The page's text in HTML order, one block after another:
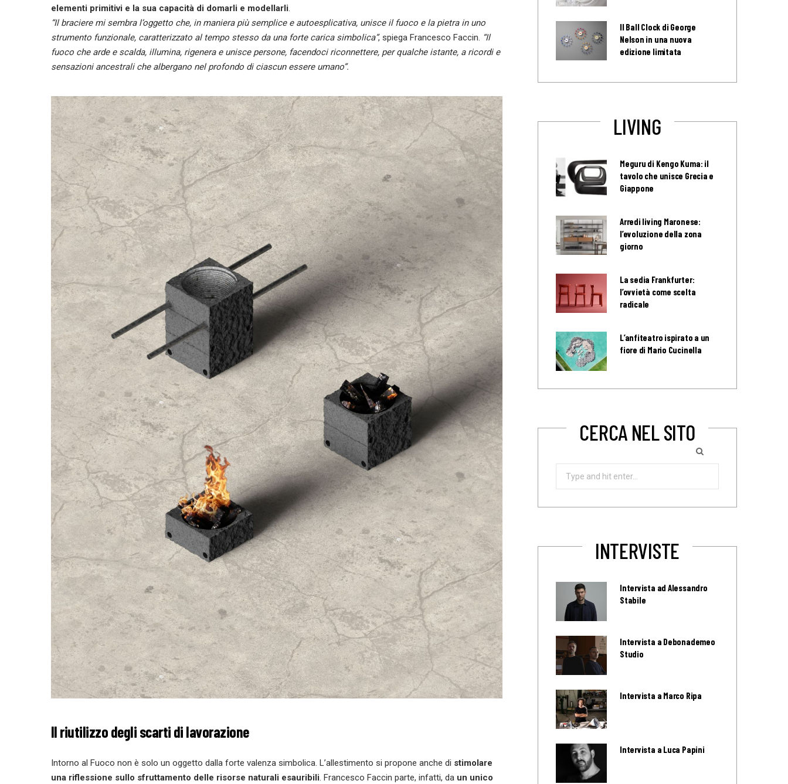
elementi primitivi e la sua capacità di domarli e modellarli.
“Il braciere mi sembra l’oggetto che, in maniera più semplice e autoesplicativa, unisce il fuoco e la pietra in uno
strumento funzionale, caratterizzato al tempo stesso da una forte carica simbolica”, spiega Francesco Faccin. “Il
fuoco che arde e scalda, illumina, rigenera e unisce persone, facendoci riconnettere, per qualche istante, a ricordi e
sensazioni ancestrali che albergano nel profondo di ciascun essere umano”.
Il riutilizzo degli scarti di lavorazione
Intorno al Fuoco non è solo un oggetto dalla forte valenza simbolica. L’allestimento si propone anche di stimolare
una riflessione sullo sfruttamento delle risorse naturali esauribili. Francesco Faccin parte, infatti, da un unico
Il Ball Clock di George
Nelson in una nuova
edizione limitata
LIVING
Meguru di Kengo Kuma: il
tavolo che unisce Grecia e
Giappone
Arredi living Maronese:
l’evoluzione della zona
giorno
La sedia Frankfurter:
l’ovvietà come scelta
radicale
L’anfiteatro ispirato a un
fiore di Mario Cucinella
CERCA NEL SITO
Search
INTERVISTE
Intervista ad Alessandro
Stabile
Intervista a Debonademeo
Studio
Intervista a Marco Ripa
Intervista a Luca Papini